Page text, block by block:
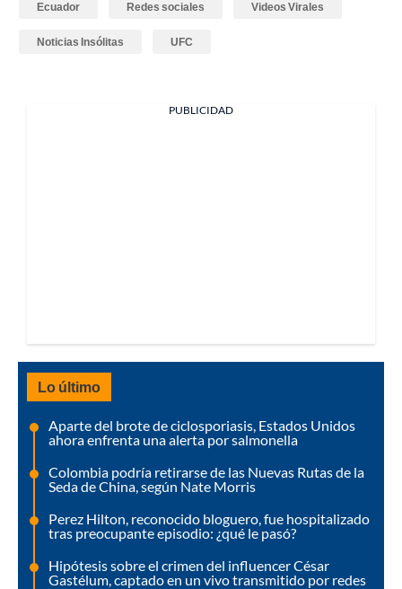
Ecuador Redes sociales Videos Virales
Noticias Insólitas UFC
PUBLICIDAD
Lo último
Aparte del brote de ciclosporiasis, Estados Unidos
ahora enfrenta una alerta por salmonella
Colombia podría retirarse de las Nuevas Rutas de la
Seda de China, según Nate Morris
Perez Hilton, reconocido bloguero, fue hospitalizado
tras preocupante episodio: ¿qué le pasó?
Hipótesis sobre el crimen del influencer César
Gastélum, captado en un vivo transmitido por redes